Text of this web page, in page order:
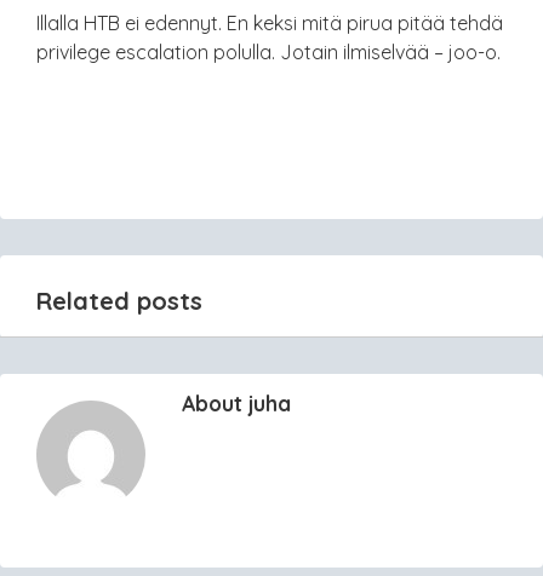
Illalla HTB ei edennyt. En keksi mitä pirua pitää tehdä
privilege escalation polulla. Jotain ilmiselvää – joo-o.
Related posts
About juha